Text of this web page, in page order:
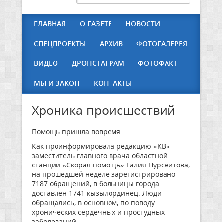
ГЛАВНАЯ О ГАЗЕТЕ НОВОСТИ
СПЕЦПРОЕКТЫ АРХИВ ФОТОГАЛЕРЕЯ
ВИДЕО ДРОНСТАГРАМ ФОТОФАКТ
МЫ И ЗАКОН КОНТАКТЫ
Хроника происшествий
Помощь пришла вовремя
Как проинформировала редакцию «КВ»
заместитель главного врача областной
станции «Скорая помощь» Галия Нурсеитова,
на прошедшей неделе зарегистрировано
7187 обращений, в больницы города
доставлен 1741 кызылординец. Люди
обращались, в основном, по поводу
хронических сердечных и простудных